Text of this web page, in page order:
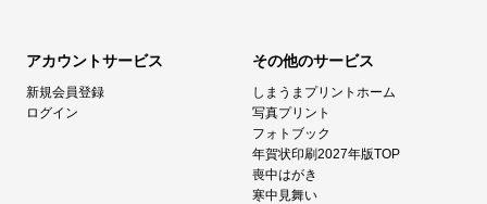
アカウントサービス
新規会員登録
ログイン
その他のサービス
しまうまプリントホーム
写真プリント
フォトブック
年賀状印刷2027年版TOP
喪中はがき
寒中見舞い